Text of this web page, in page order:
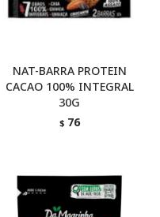
NAT-BARRA PROTEIN
CACAO 100% INTEGRAL
30G
$ 76